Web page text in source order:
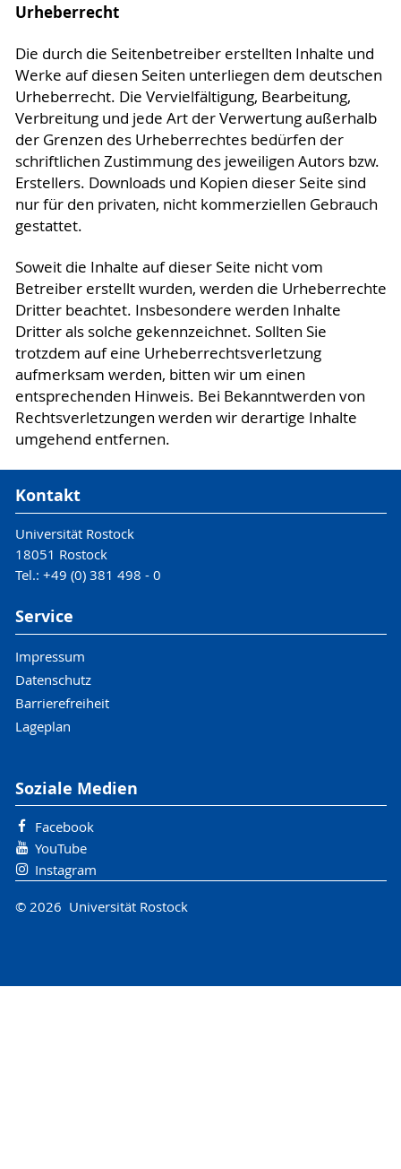
Urheberrecht
Die durch die Seitenbetreiber erstellten Inhalte und
Werke auf diesen Seiten unterliegen dem deutschen
Urheberrecht. Die Vervielfältigung, Bearbeitung,
Verbreitung und jede Art der Verwertung außerhalb
der Grenzen des Urheberrechtes bedürfen der
schriftlichen Zustimmung des jeweiligen Autors bzw.
Erstellers. Downloads und Kopien dieser Seite sind
nur für den privaten, nicht kommerziellen Gebrauch
gestattet.
Soweit die Inhalte auf dieser Seite nicht vom
Betreiber erstellt wurden, werden die Urheberrechte
Dritter beachtet. Insbesondere werden Inhalte
Dritter als solche gekennzeichnet. Sollten Sie
trotzdem auf eine Urheberrechtsverletzung
aufmerksam werden, bitten wir um einen
entsprechenden Hinweis. Bei Bekanntwerden von
Rechtsverletzungen werden wir derartige Inhalte
umgehend entfernen.
Kontakt
Universität Rostock
18051 Rostock
Tel.: +49 (0) 381 498 - 0
Service
Impressum
Datenschutz
Barrierefreiheit
Lageplan
Soziale Medien
Facebook
YouTube
Instagram
© 2026 Universität Rostock